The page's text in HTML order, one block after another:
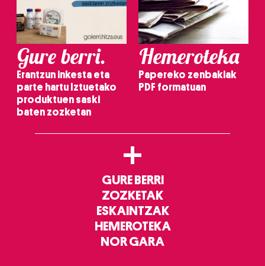
Gure berri.
Erantzun inkesta eta
parte hartu Iztuetako
produktuen saski
baten zozketan
Hemeroteka
Papereko zenbakiak
PDF formatuan
+
GURE BERRI
ZOZKETAK
ESKAINTZAK
HEMEROTEKA
NOR GARA